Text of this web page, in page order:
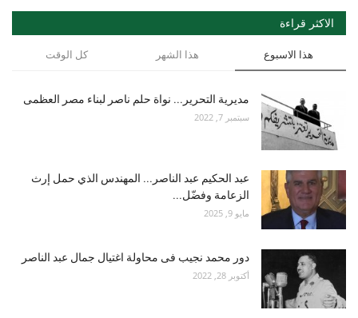
الاكثر قراءة
هذا الاسبوع هذا الشهر كل الوقت
مديرية التحرير... نواة حلم ناصر لبناء مصر العظمى
سبتمبر 7, 2022
عبد الحكيم عبد الناصر... المهندس الذي حمل إرث
الزعامة وفضّل...
مايو 9, 2025
دور محمد نجيب فى محاولة اغتيال جمال عبد الناصر
أكتوبر 28, 2022